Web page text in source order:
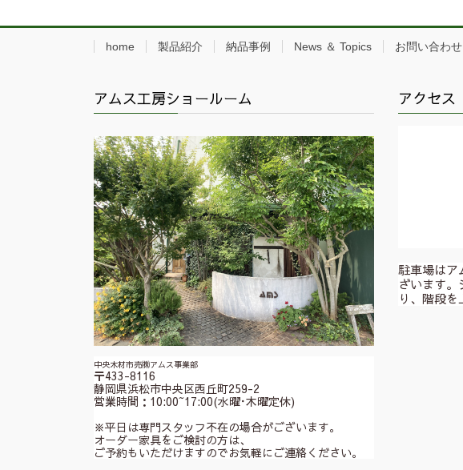
home 製品紹介 納品事例 News ＆ Topics お問い合わせ
アムス工房ショールーム
中央木材市売㈱アムス事業部
〒433-8116
静岡県浜松市中央区西丘町259-2
営業時間：10:00~17:00(水曜･木曜定休)
※平日は専門スタッフ不在の場合がございます。
オーダー家具をご検討の方は、
ご予約もいただけますのでお気軽にご連絡ください。
アクセス
駐車場はア
ざいます
り、階段を